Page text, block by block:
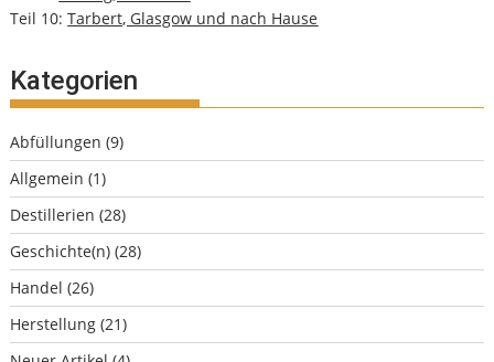
Teil 10:Tarbert, Glasgow und nach Hause
Kategorien
Abfüllungen (9)
Allgemein (1)
Destillerien (28)
Geschichte(n) (28)
Handel (26)
Herstellung (21)